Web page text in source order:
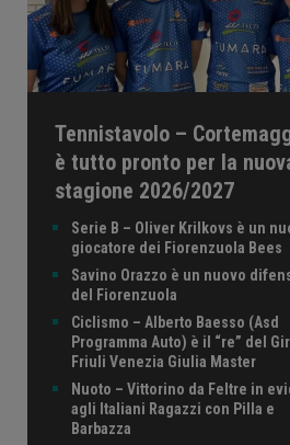
Tennistavolo –
è tutto pronto per la
stagione 2026/2027
Serie B – Oliver Krilkovs è un
giocatore dei Fiorenzuola Bees
Savino Orazzo è un nuovo
del Fiorenzuola
Ciclismo – Alberto Baesso (Asd
Programma Auto) è il “re” del
Friuli Venezia Giulia Master
Nuoto – Vittorino da Feltre in
agli Italiani Ragazzi con Pilla e
Barbazza